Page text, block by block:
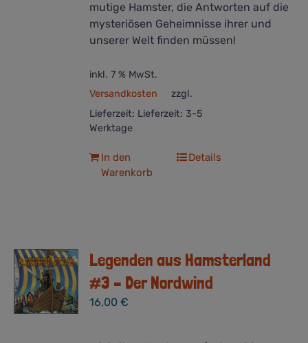
mutige Hamster, die Antworten auf die
mysteriösen Geheimnisse ihrer und
unserer Welt finden müssen!
inkl. 7 % MwSt.
zzgl.
Versandkosten
Lieferzeit: Lieferzeit: 3-5
Werktage
In den
Warenkorb
Details
Legenden aus Hamsterland
#3 – Der Nordwind
16,00€